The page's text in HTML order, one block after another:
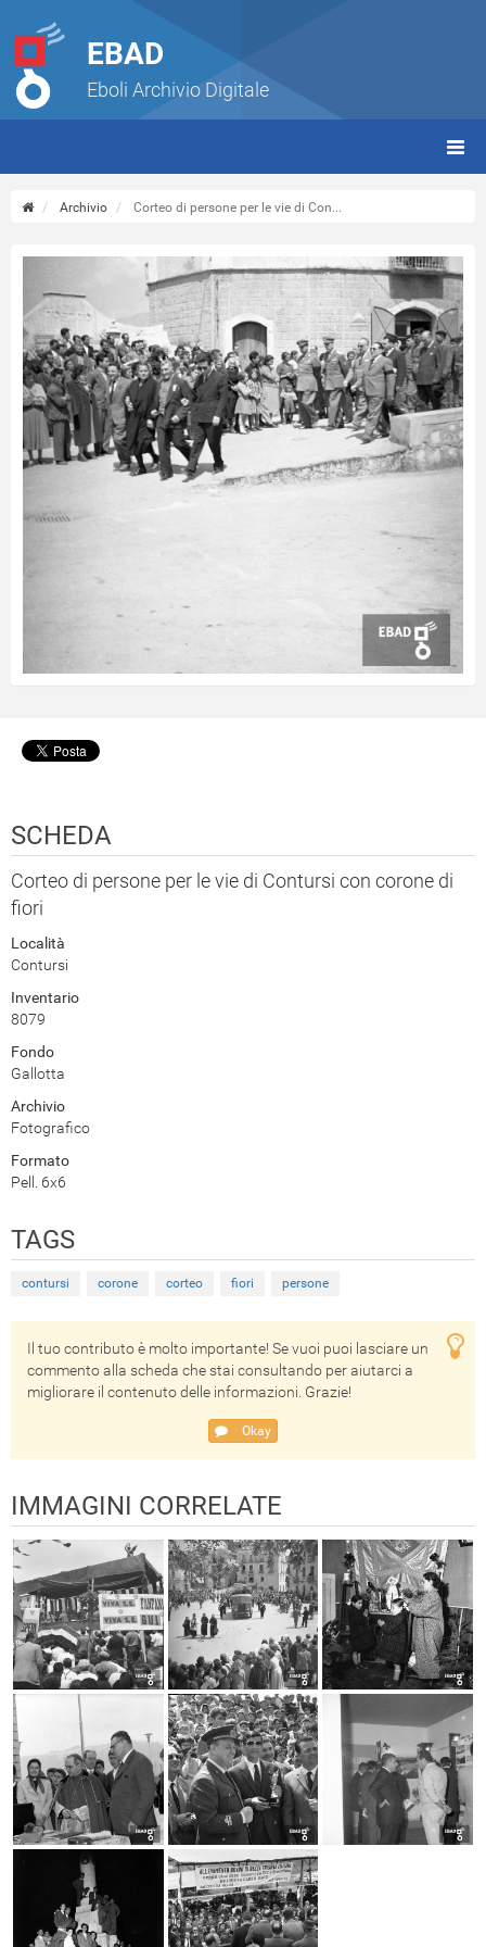
EBAD
Eboli Archivio Digitale
Archivio Corteo di persone per le vie di Con...
SCHEDA
Corteo di persone per le vie di Contursi con corone di
fiori
Località
Contursi
Inventario
8079
Fondo
Gallotta
Archivio
Fotografico
Formato
Pell. 6x6
TAGS
contursi corone corteo fiori persone
Il tuo contributo è molto importante! Se vuoi puoi lasciare un
commento alla scheda che stai consultando per aiutarci a
migliorare il contenuto delle informazioni. Grazie!
Okay
IMMAGINI CORRELATE